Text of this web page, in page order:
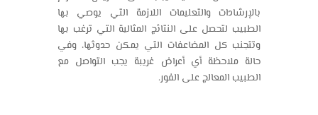
بالإرشادات والتعليمات اللازمة التي يوصي بها
الطبيب لتحصل على النتائج المثالية التي ترغب بها
وتتجنب كل المضاعفات التي يمكن حدوثها، وفي
حالة ملاحظة أي أعراض غريبة يجب التواصل مع
الطبيب المعالج على الفور.